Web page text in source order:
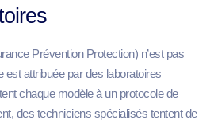
Prévention Protection) n’est pas
est attribuée par des laboratoires
chaque modèle à un protocole de
des techniciens spécialisés tentent de